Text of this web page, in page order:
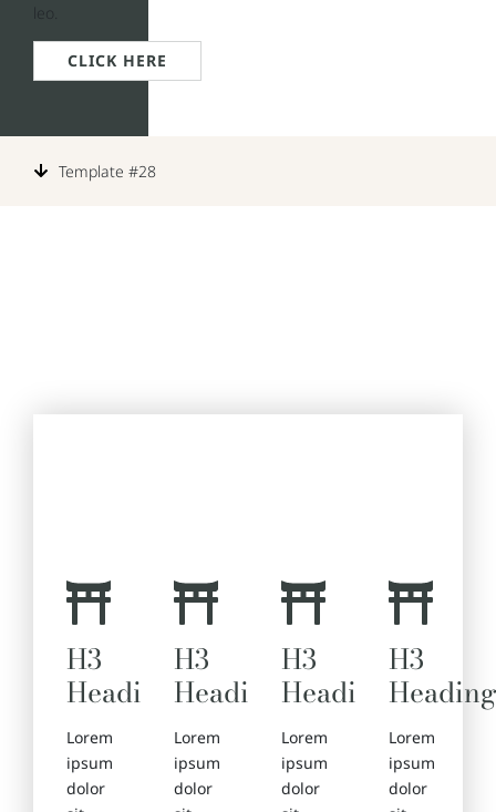
leo.
CLICK HERE
Template #28
H3
Heading
Lorem
ipsum
dolor
H3
Heading
Lorem
ipsum
dolor
H3
Heading
Lorem
ipsum
dolor
H3
Heading
Lorem
ipsum
dolor